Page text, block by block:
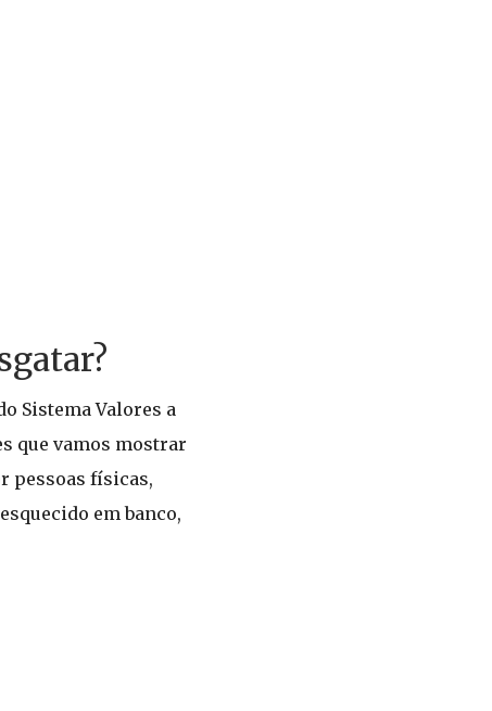
Sistema Valores a
que vamos mostrar
pessoas físicas,
em banco,